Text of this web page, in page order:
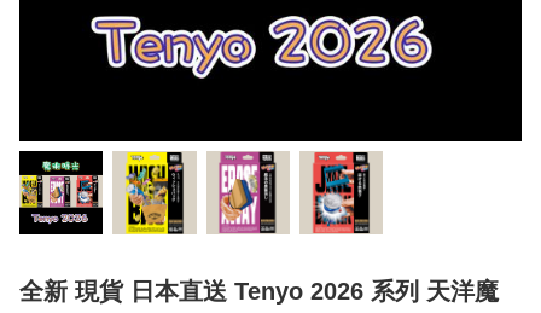
全新 現貨 日本直送 Tenyo 2026 系列 天洋魔